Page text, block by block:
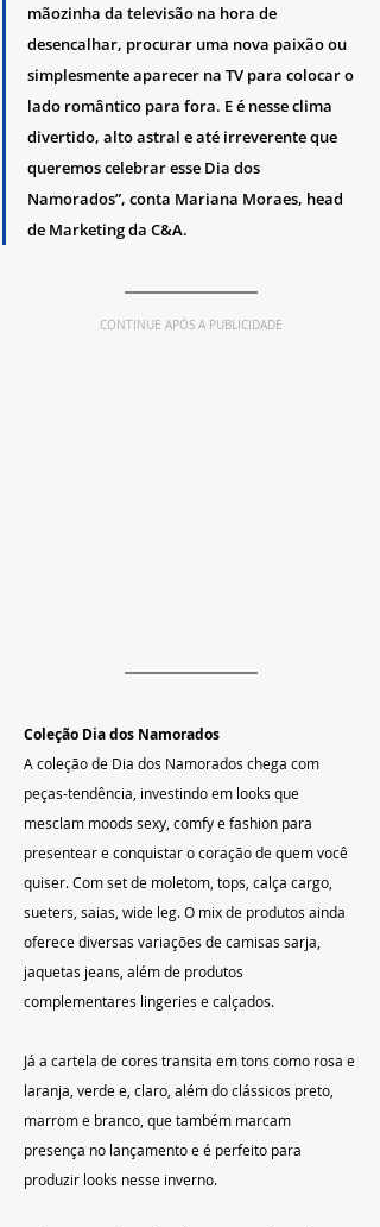
mãozinha da televisão na hora de
desencalhar, procurar uma nova paixão ou
simplesmente aparecer na TV para colocar o
lado romântico para fora. E é nesse clima
divertido, alto astral e até irreverente que
queremos celebrar esse Dia dos
Namorados”, conta Mariana Moraes, head
de Marketing da C&A.
CONTINUE APÓS A PUBLICIDADE
Coleção Dia dos Namorados
A coleção de Dia dos Namorados chega com
peças-tendência, investindo em looks que
mesclam moods sexy, comfy e fashion para
presentear e conquistar o coração de quem você
quiser. Com set de moletom, tops, calça cargo,
sueters, saias, wide leg. O mix de produtos ainda
oferece diversas variações de camisas sarja,
jaquetas jeans, além de produtos
complementares lingeries e calçados.
Já a cartela de cores transita em tons como rosa e
laranja, verde e, claro, além do clássicos preto,
marrom e branco, que também marcam
presença no lançamento e é perfeito para
produzir looks nesse inverno.